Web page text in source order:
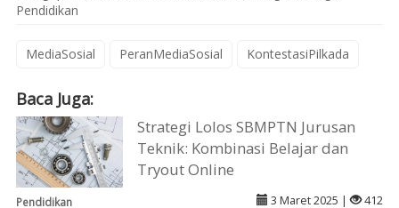
Pendidikan
MediaSosial PeranMediaSosial KontestasiPilkada
Baca Juga:
Strategi Lolos SBMPTN Jurusan
Teknik: Kombinasi Belajar dan
Tryout Online
Pendidikan 3 Maret 2025 | 412